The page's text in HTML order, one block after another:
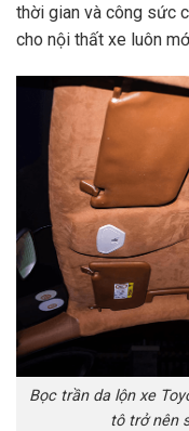
thời gian và công sức
cho nội thất xe luôn
Bọc trần da lộn xe
tô trở nên